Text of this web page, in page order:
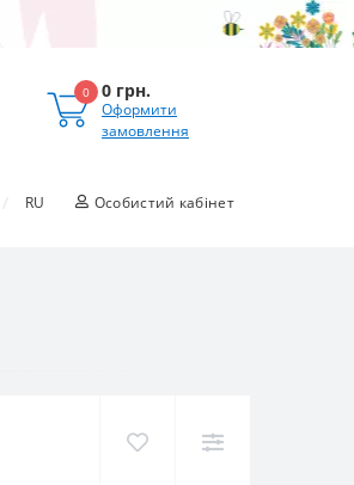
0 0 грн.
Оформити
замовлення
/ RU Особистий кабінет